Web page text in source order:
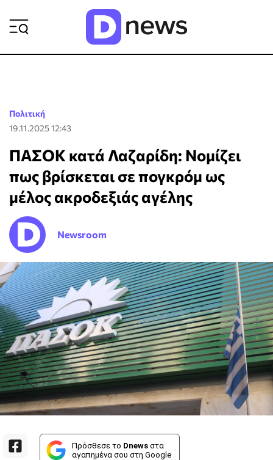
Πολιτική
19.11.2025 12:43
ΠΑΣΟΚ κατά Λαζαρίδη: Νομίζει
πως βρίσκεται σε πογκρόμ ως
μέλος ακροδεξιάς αγέλης
Newsroom
Πρόσθεσε το Dnews στα
αγαπημένα σου στη Google